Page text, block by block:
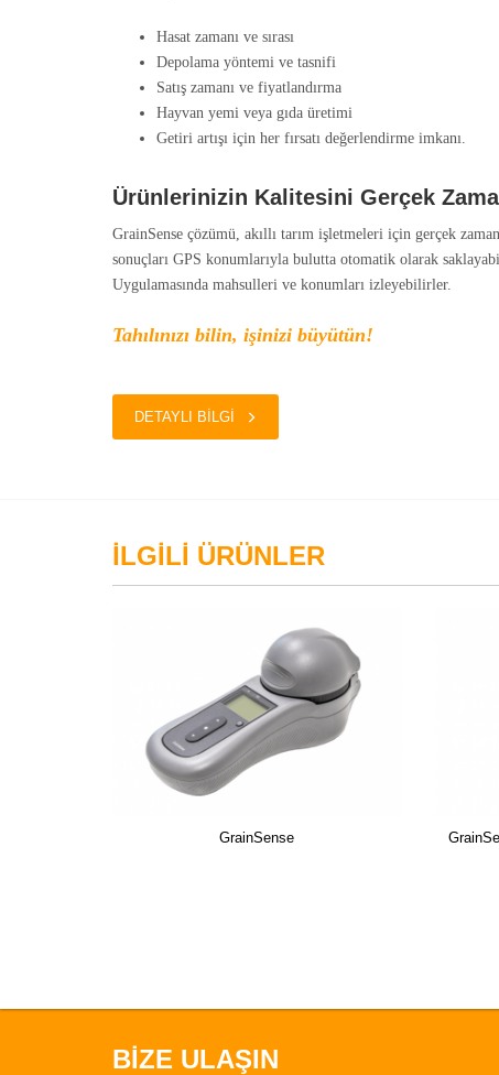
Hasat zamanı ve sırası
Depolama yöntemi ve tasnifi
Satış zamanı ve fiyatlandırma
Hayvan yemi veya gıda üretimi
Getiri artışı için her fırsatı değerlendirme imkanı.
Ürünlerinizin Kalitesini Gerçek
GrainSense çözümü, akıllı tarım işletmeleri için gerçek
sonuçları GPS konumlarıyla bulutta otomatik olarak
Uygulamasında mahsulleri ve konumları izleyebilirler.
Tahılınızı bilin, işinizi büyütün!
DETAYLI BİLGİ
İLGİLİ ÜRÜNLER
GrainSense
BİZE ULAŞIN